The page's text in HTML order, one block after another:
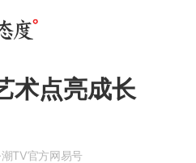
术点亮成长
·潮TV官方网易号